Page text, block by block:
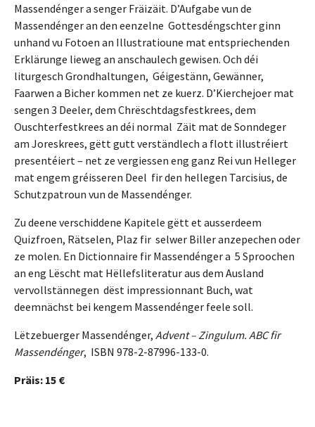
Massendénger a senger Fräizäit. D’Aufgabe vun de
Massendénger an den eenzelne Gottesdéngschter ginn
unhand vu Fotoen an Illustratioune mat entspriechenden
Erklärunge lieweg an anschaulech gewisen. Och déi
liturgesch Grondhaltungen, Géigestänn, Gewänner,
Faarwen a Bicher kommen net ze kuerz. D’Kierchejoer mat
sengen 3 Deeler, dem Chrëschtdagsfestkrees, dem
Ouschterfestkrees an déi normal Zäit mat de Sonndeger
am Joreskrees, gëtt gutt verständlech a flott illustréiert
presentéiert – net ze vergiessen eng ganz Rei vun Helleger
mat engem gréisseren Deel fir den hellegen Tarcisius, de
Schutzpatroun vun de Massendénger.
Zu deene verschiddene Kapitele gëtt et ausserdeem
Quizfroen, Rätselen, Plaz fir selwer Biller anzepechen oder
ze molen. En Dictionnaire fir Massendénger a 5 Sproochen
an eng Lëscht mat Hëllefsliteratur aus dem Ausland
vervollstännegen dëst impressionnant Buch, wat
deemnächst bei kengem Massendénger feele soll.
Lëtzebuerger Massendénger, Advent – Zingulum. ABC fir
Massendénger, ISBN 978-2-87996-133-0.
Präis: 15 €